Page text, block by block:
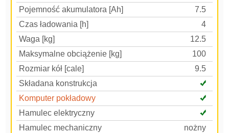
Pojemność akumulatora [Ah]
7.5
Czas ładowania [h]
4
Waga [kg]
12.5
Maksymalne obciążenie [kg]
100
Rozmiar kół [cale]
9.5
Składana konstrukcja
Komputer pokładowy
Hamulec elektryczny
Hamulec mechaniczny
nożny